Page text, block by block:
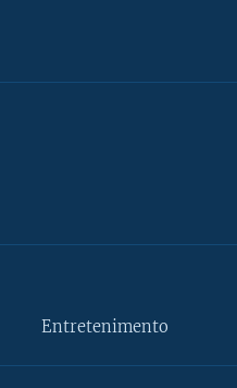
Entretenimento